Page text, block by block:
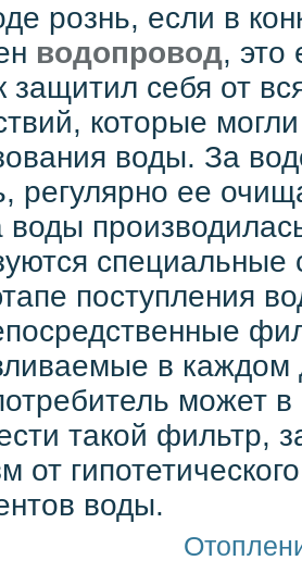
рознь, если в
водопровод, это
защитил себя от
которые
воды. За
регулярно ее
воды
поступления
в
может
такой фильтр,
от
воды.